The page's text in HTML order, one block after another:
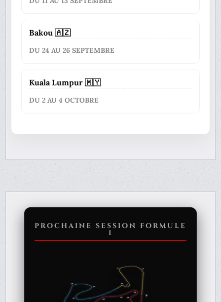
Bakou 🇦🇿
DU 24 AU 26 SEPTEMBRE
Kuala Lumpur 🇲🇾
DU 2 AU 4 OCTOBRE
PROCHAINE SESSION FORMULE
1